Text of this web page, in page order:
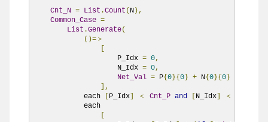
Cnt_N = List .Count ( N),
Common_Case =
List .Generate(
()=＞
[
                    P_Idx
= 0,
                    N_Idx
= 0,
Net_Val = P{0}{0} + N{0}{0}
],
            each
[P_Idx] ＜ Cnt_P and [N_Idx] ＜
            each
[